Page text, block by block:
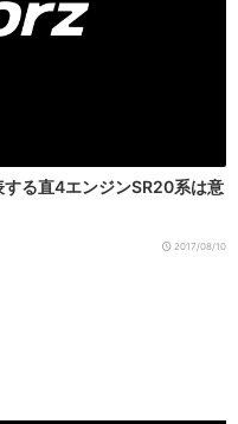
る直4エンジンSR20系は意
2017/08/10